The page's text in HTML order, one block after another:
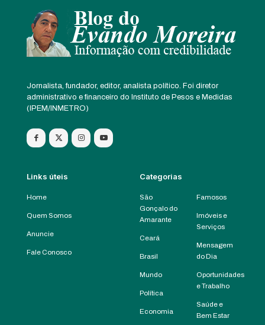
Jornalista, fundador, editor, analista político. Foi diretor
administrativo e financeiro do Instituto de Pesos e Medidas
(IPEM/INMETRO)
Links úteis
Home
Quem Somos
Anuncie
Fale Conosco
Categorias
São
Gonçalo do
Amarante
Ceará
Brasil
Mundo
Política
Economia
Famosos
Imóveis e
Serviços
Mensagem
do Dia
Oportunidades
e Trabalho
Saúde e
Bem Estar